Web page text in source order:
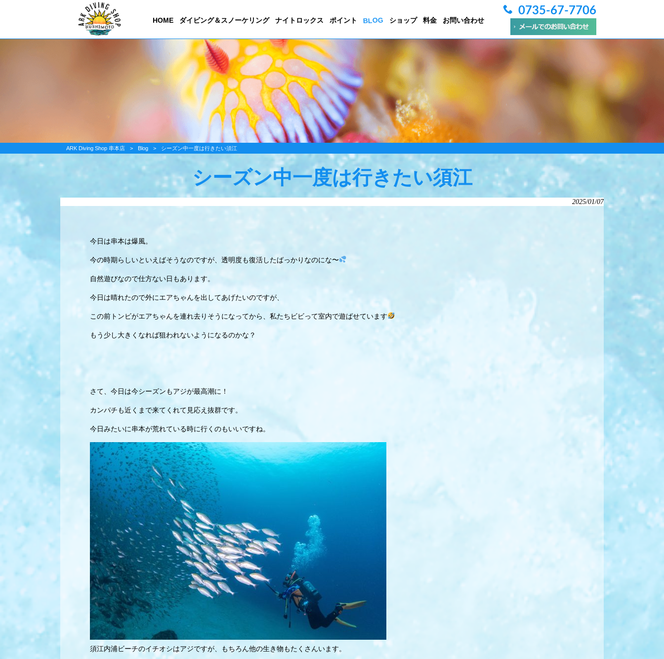
HOME ダイビング＆スノーケリング ナイトロックス ポイント BLOG ショップ 料金 お問い合わせ
0735-67-7706
ARK Diving Shop 串本店 > Blog > シーズン中一度は行きたい須江
シーズン中一度は行きたい須江
2025/01/07
今日は串本は爆風。
今の時期らしいといえばそうなのですが、透明度も復活したばっかりなのにな〜
自然遊びなので仕方ない日もあります。
今日は晴れたので外にエアちゃんを出してあげたいのですが、
この前トンビがエアちゃんを連れ去りそうになってから、私たちビビって室内で遊ばせています
もう少し大きくなれば狙われないようになるのかな？
さて、今日は今シーズンもアジが最高潮に！
カンパチも近くまで来てくれて見応え抜群です。
今日みたいに串本が荒れている時に行くのもいいですね。
須江内浦ビーチのイチオシはアジですが、もちろん他の生き物もたくさんいます。